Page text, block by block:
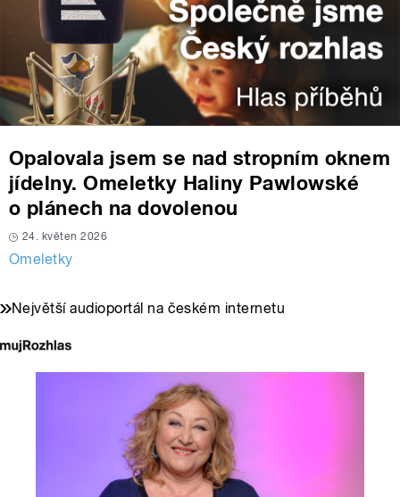
Opalovala jsem se nad stropním oknem
jídelny. Omeletky Haliny Pawlowské
o plánech na dovolenou
24. květen 2026
Omeletky
Největší audioportál na českém internetu